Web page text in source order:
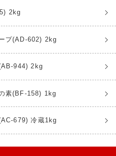
2kg
プ(AD-602) 2kg
944) 2kg
素(BF-158) 1kg
679) 冷蔵1kg